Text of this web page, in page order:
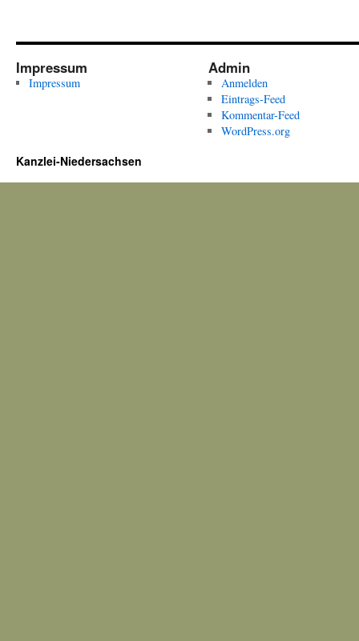
Impressum
Impressum
Admin
Anmelden
Eintrags-Feed
Kommentar-Feed
WordPress.org
Kanzlei-Niedersachsen